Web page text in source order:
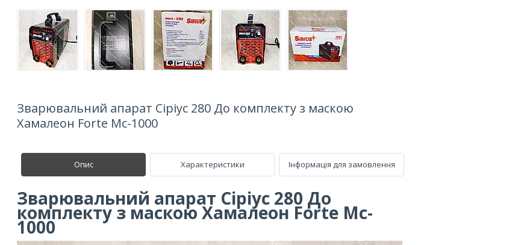
Зварювальний апарат Сіріус 280 До комплекту з маскою
Хамалеон Forte Mc-1000
Опис Характеристики Інформація для замовлення
Зварювальний апарат Сіріус 280 До
комплекту з маскою Хамалеон Forte Mc-
1000